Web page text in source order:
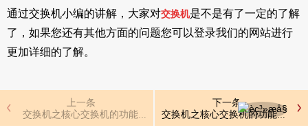
通过交换机小编的讲解，大家对交换机是不是有了一定的了解
了，如果您还有其他方面的问题您可以登录我们的网站进行
更加详细的了解。
上一条
交换机之核心交换机的功能配置
下一条
交换机之核心交换机的功能配置